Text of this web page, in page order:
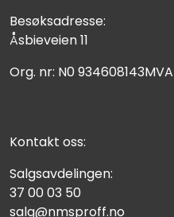
Besøksadresse:
Åsbieveien 11
Org. nr: N0 934608143MVA
Kontakt oss:
Salgsavdelingen:
37 00 03 50
salg@nmsproff.no